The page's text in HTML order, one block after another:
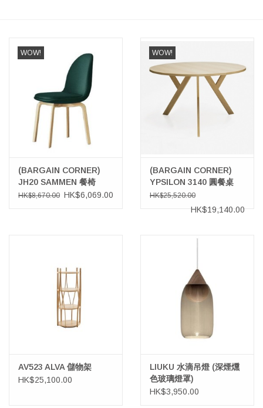
WOW!
(BARGAIN CORNER)
JH20 SAMMEN 餐椅
HK$8,670.00 HK$6,069.00
WOW!
(BARGAIN CORNER)
YPSILON 3140 圓餐桌
HK$25,520.00
HK$19,140.00
AV523 ALVA 儲物架
HK$25,100.00
LIUKU 水滴吊燈 (深煙燻
色玻璃燈罩)
HK$3,950.00